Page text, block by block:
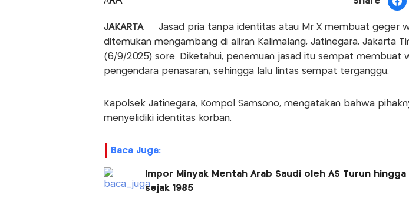
JAKARTA— Jasad pria tanpa identitas atau Mr X membuat geger
ditemukan mengambang di aliran Kalimalang, Jatinegara, Jakarta
(6/9/2025) sore. Diketahui, penemuan jasad itu sempat membuat
pengendara penasaran, sehingga lalu lintas sempat terganggu.
Kapolsek Jatinegara, Kompol Samsono, mengatakan bahwa
menyelidiki identitas korban.
Baca Juga:
Impor Minyak Mentah Arab Saudi oleh AS Turun hingga
sejak 1985